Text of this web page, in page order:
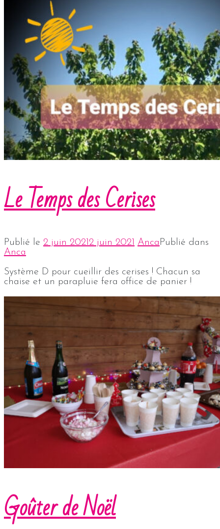
Le Temps des Cerises
Publié le 2 juin 2021 2 juin 2021 Anca Publié dans
Anca
Système D pour cueillir des cerises ! Chacun sa
chaise et un parapluie fera office de panier !
Goûter de Noël